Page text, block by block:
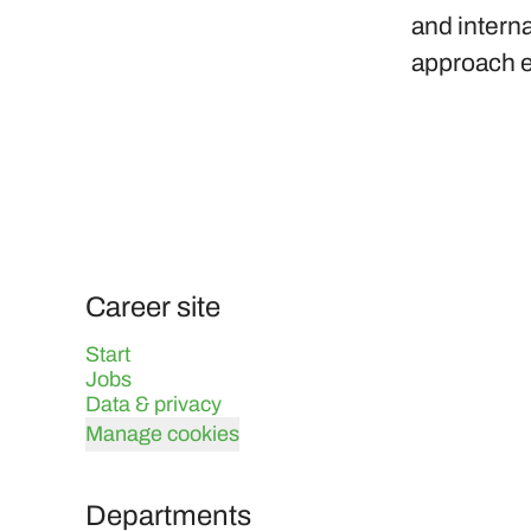
and
approach
Career site
Start
Jobs
Data & privacy
Manage cookies
Departments